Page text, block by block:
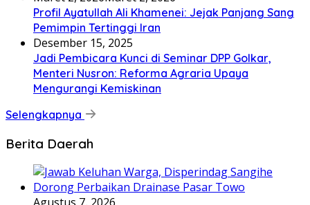
Profil Ayatullah Ali Khamenei: Jejak Panjang Sang
Pemimpin Tertinggi Iran
Desember 15, 2025
Jadi Pembicara Kunci di Seminar DPP Golkar,
Menteri Nusron: Reforma Agraria Upaya
Mengurangi Kemiskinan
Selengkapnya
Berita Daerah